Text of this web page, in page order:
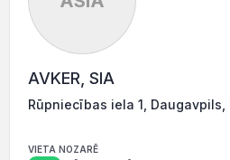
AVKER, SIA
Rūpniecības iela 1, Daugavpils,
VIETA NOZARĒ